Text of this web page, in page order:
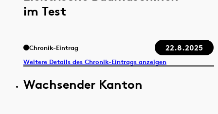
im Test
Chronik-Eintrag 22.8.2025
Weitere Details des Chronik-Eintrags anzeigen
Wachsender Kanton